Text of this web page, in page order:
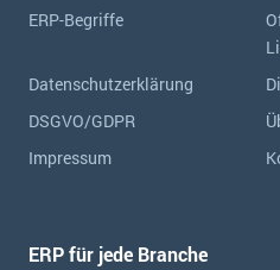
ERP-Begriffe
Datenschutzerklärung
DSGVO/GDPR
Impressum
ERP für jede Branche